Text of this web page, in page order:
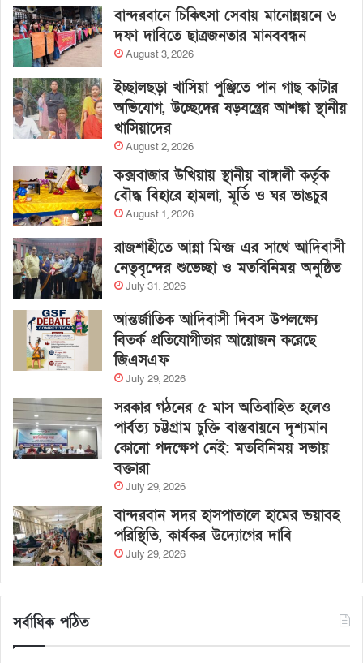
বান্দরবানে চিকিৎসা সেবায় মানোন্নয়নে ৬
দফা দাবিতে ছাত্রজনতার মানববন্ধন
August 3, 2026
ইচ্ছালছড়া খাসিয়া পুঞ্জিতে পান গাছ কাটার
অভিযোগ, উচ্ছেদের ষড়যন্ত্রের আশঙ্কা স্থানীয়
খাসিয়াদের
August 2, 2026
কক্সবাজার উখিয়ায় স্থানীয় বাঙ্গালী কর্তৃক
বৌদ্ধ বিহারে হামলা, মূর্তি ও ঘর ভাঙচুর
August 1, 2026
রাজশাহীতে আন্না মিন্জ এর সাথে আদিবাসী
নেতৃবৃন্দের শুভেচ্ছা ও মতবিনিময় অনুষ্ঠিত
July 31, 2026
আন্তর্জাতিক আদিবাসী দিবস উপলক্ষ্যে
বিতর্ক প্রতিযোগীতার আয়োজন করেছে
জিএসএফ
July 29, 2026
সরকার গঠনের ৫ মাস অতিবাহিত হলেও
পার্বত্য চট্টগ্রাম চুক্তি বাস্তবায়নে দৃশ্যমান
কোনো পদক্ষেপ নেই: মতবিনিময় সভায়
বক্তারা
July 29, 2026
বান্দরবান সদর হাসপাতালে হামের ভয়াবহ
পরিস্থিতি, কার্যকর উদ্যোগের দাবি
July 29, 2026
সর্বাধিক পঠিত